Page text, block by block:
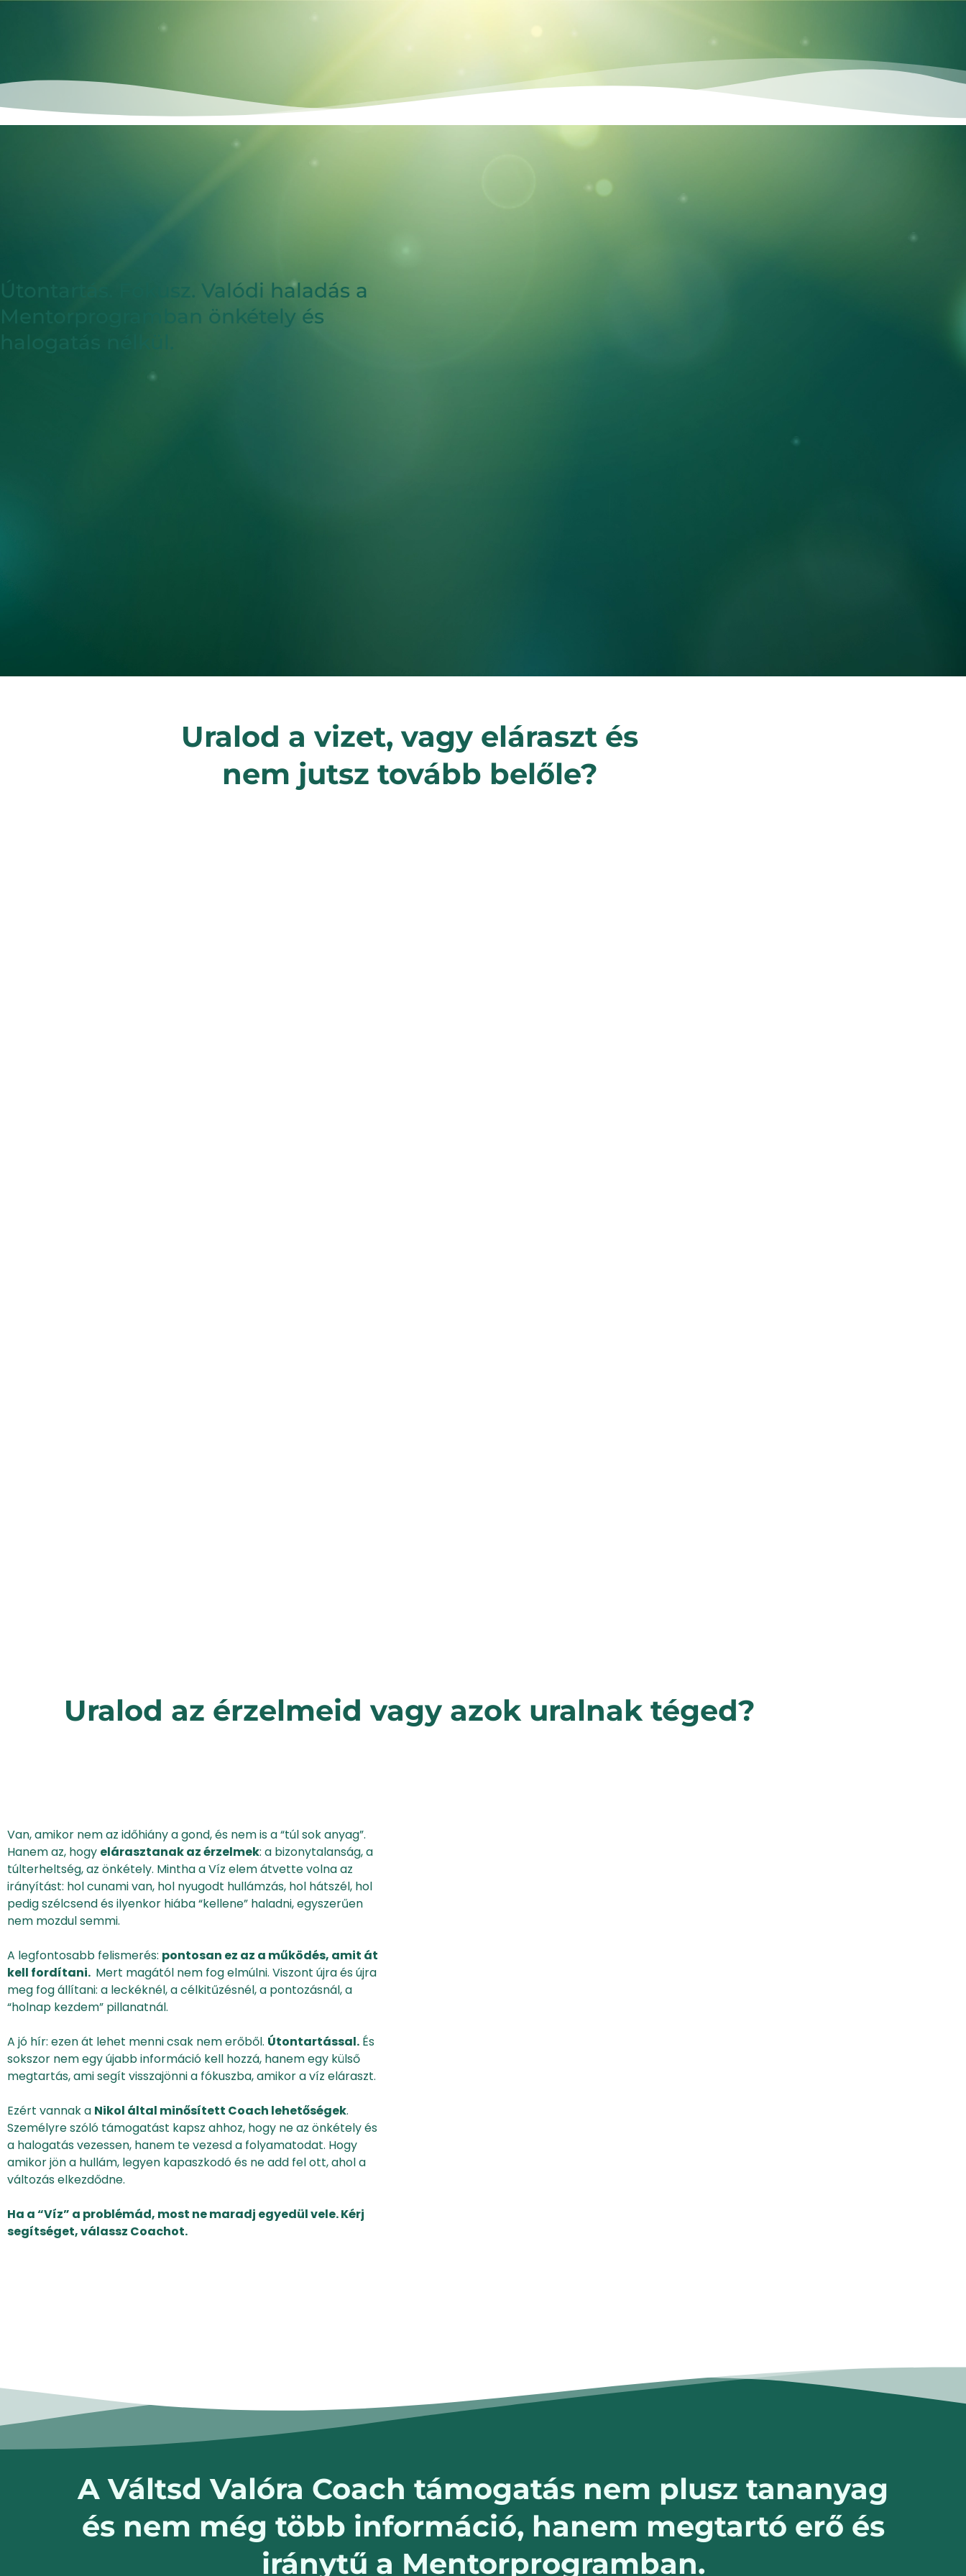
Útontartás. Fókusz. Valódi haladás a
Mentorprogramban önkétely és
halogatás nélkül.
Uralod a vizet, vagy eláraszt és
nem jutsz tovább belőle?
Uralod az érzelmeid vagy azok uralnak téged?
Van, amikor nem az időhiány a gond, és nem is a “túl sok anyag”.
Hanem az, hogy elárasztanak az érzelmek: a bizonytalanság, a
túlterheltség, az önkétely. Mintha a Víz elem átvette volna az
irányítást: hol cunami van, hol nyugodt hullámzás, hol hátszél, hol
pedig szélcsend és ilyenkor hiába “kellene” haladni, egyszerűen
nem mozdul semmi.
A legfontosabb felismerés: pontosan ez az a működés, amit át
kell fordítani. Mert magától nem fog elmúlni. Viszont újra és újra
meg fog állítani: a leckéknél, a célkitűzésnél, a pontozásnál, a
“holnap kezdem” pillanatnál.
A jó hír: ezen át lehet menni csak nem erőből. Útontartással. És
sokszor nem egy újabb információ kell hozzá, hanem egy külső
megtartás, ami segít visszajönni a fókuszba, amikor a víz eláraszt.
Ezért vannak a Nikol által minősített Coach lehetőségek.
Személyre szóló támogatást kapsz ahhoz, hogy ne az önkétely és
a halogatás vezessen, hanem te vezesd a folyamatodat. Hogy
amikor jön a hullám, legyen kapaszkodó és ne add fel ott, ahol a
változás elkezdődne.
Ha a “Víz” a problémád, most ne maradj egyedül vele. Kérj
segítséget, válassz Coachot.
A Váltsd Valóra Coach támogatás nem plusz tananyag
és nem még több információ, hanem megtartó erő és
iránytű a Mentorprogramban.